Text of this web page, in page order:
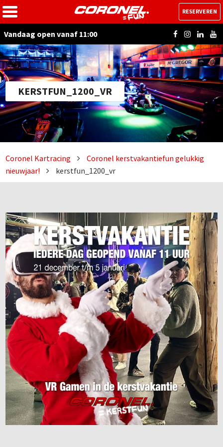
Vandaag open vanaf 11:00
RESERVEREN
KERSTFUN_1200_VR
Coronel Kartracing
Coronel kerstvakantiefun gelukkig
nieuwjaar!
kerstfun_1200_vr